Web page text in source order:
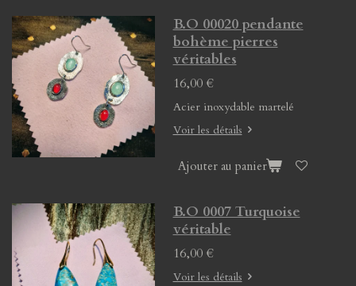
B.O 00020 pendante
bohème pierres
véritables
16,00 €
Acier inoxydable martelé
Voir les détails
Ajouter au panier
B.O 0007 Turquoise
véritable
16,00 €
Voir les détails